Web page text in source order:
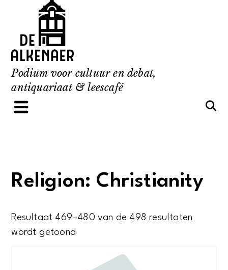
content
Podium voor cultuur en debat,
antiquariaat & leescafé
Religion: Christianity
Resultaat 469–480 van de 498 resultaten
wordt getoond
nieuwste